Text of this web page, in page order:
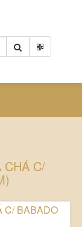
CHÁ C/